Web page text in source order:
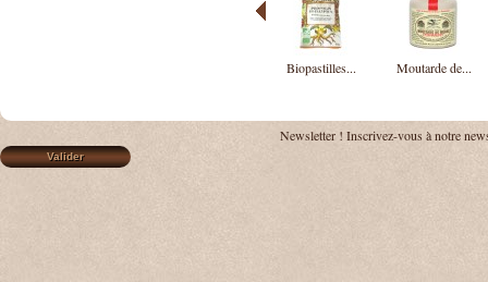
Biopastilles... Moutarde de...
Newsletter ! Inscrivez-vous à notre